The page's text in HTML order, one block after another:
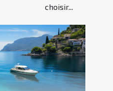
choisir...